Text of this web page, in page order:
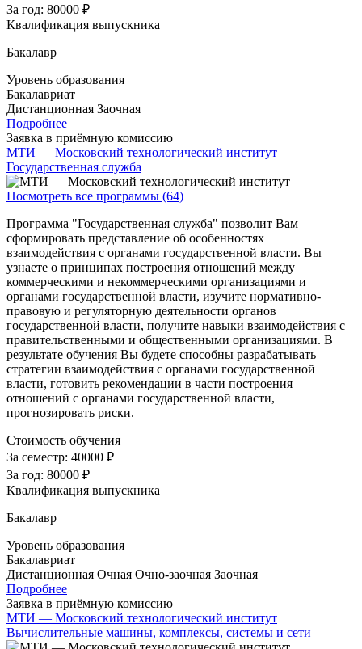
За год: 80000 ₽
Квалификация выпускника
Бакалавр
Уровень образования
Бакалавриат
Дистанционная Заочная
Подробнее
Заявка в приёмную комиссию
МТИ — Московский технологический институт
Государственная служба
Посмотреть все программы (64)
Программа "Государственная служба" позволит Вам
сформировать представление об особенностях
взаимодействия с органами государственной власти. Вы
узнаете о принципах построения отношений между
коммерческими и некоммерческими организациями и
органами государственной власти, изучите нормативно-
правовую и регуляторную деятельности органов
государственной власти, получите навыки взаимодействия с
правительственными и общественными организациями. В
результате обучения Вы будете способны разрабатывать
стратегии взаимодействия с органами государственной
власти, готовить рекомендации в части построения
отношений с органами государственной власти,
прогнозировать риски.
Стоимость обучения
За семестр: 40000 ₽
За год: 80000 ₽
Квалификация выпускника
Бакалавр
Уровень образования
Бакалавриат
Дистанционная Очная Очно-заочная Заочная
Подробнее
Заявка в приёмную комиссию
МТИ — Московский технологический институт
Вычислительные машины, комплексы, системы и сети